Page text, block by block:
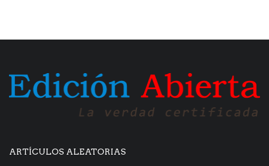
ARTÍCULOS ALEATORIAS